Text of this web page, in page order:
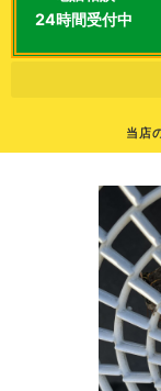
24時間受付中
当店